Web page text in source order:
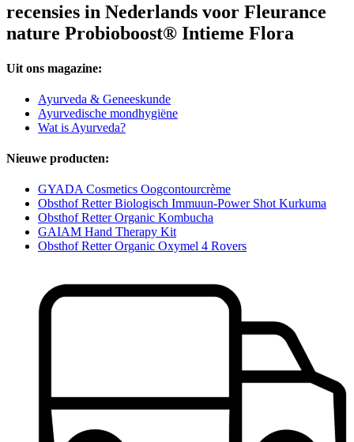
recensies in Nederlands voor Fleurance
nature Probioboost® Intieme Flora
Uit ons magazine:
Ayurveda & Geneeskunde
Ayurvedische mondhygiëne
Wat is Ayurveda?
Nieuwe producten:
GYADA Cosmetics Oogcontourcrème
Obsthof Retter Biologisch Immuun-Power Shot Kurkuma
Obsthof Retter Organic Kombucha
GAIAM Hand Therapy Kit
Obsthof Retter Organic Oxymel 4 Rovers